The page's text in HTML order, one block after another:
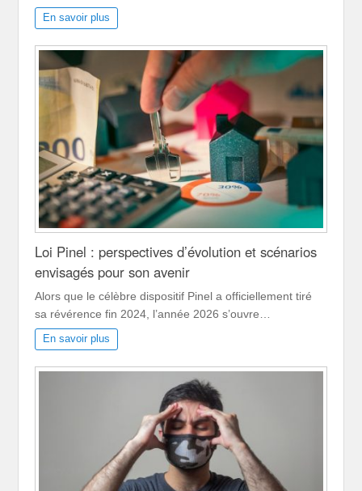
En savoir plus
Loi Pinel : perspectives d’évolution et scénarios
envisagés pour son avenir
Alors que le célèbre dispositif Pinel a officiellement tiré
sa révérence fin 2024, l’année 2026 s’ouvre…
En savoir plus